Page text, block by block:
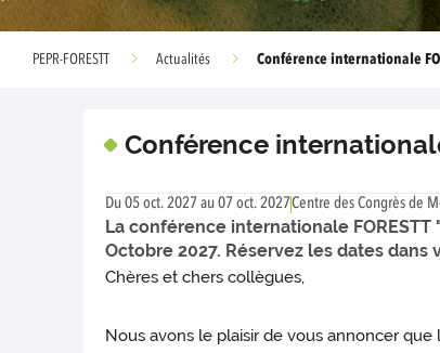
PEPR-FORESTT Actualités Conférence internationale
Conférence
Du 05 oct. 2027 au 07 oct. 2027Centre des Congrès de
La conférence internationale
Octobre 2027. Réservez les dates
Chères et chers collègues,
Nous avons le plaisir de vous annoncer que